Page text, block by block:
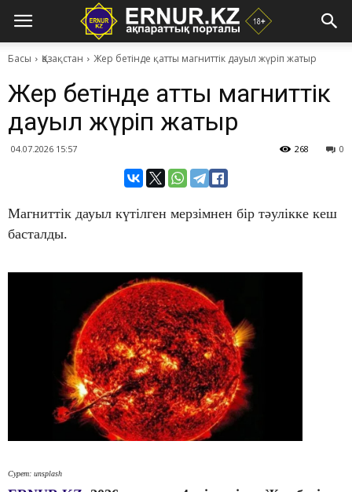
Басы Қазақстан Жер бетінде қатты магниттік дауыл жүріп жатыр
Жер бетінде қатты магниттік
дауыл жүріп жатыр
04.07.2026 15:57 0
268
Магниттік дауыл күтілген мерзімнен бір тәулікке кеш
басталды.
Сурет: unsplash